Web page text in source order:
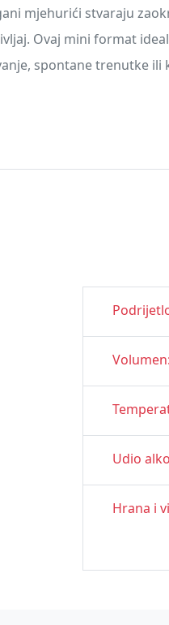
mjehurići stvaraju
Ovaj mini format
spontane trenutke ili
Volumen:
Udio
Hrana i